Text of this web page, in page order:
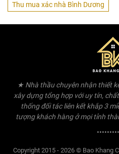
Thu mua xác nhà Bình Dương
★ Nhà thầu chuyên nhận thiết
xây dựng tổng hợp với uy tín,
thống đối tác liên kết khắp 3
tượng khách hàng ở mọi tỉnh
Copyright 2015 - 2026 © Bao Khang